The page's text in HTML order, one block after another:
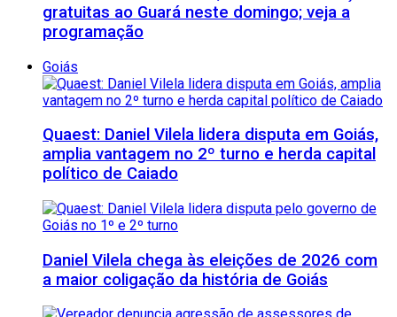
gratuitas ao Guará neste domingo; veja a
programação
Goiás
Quaest: Daniel Vilela lidera disputa em Goiás,
amplia vantagem no 2º turno e herda capital
político de Caiado
Daniel Vilela chega às eleições de 2026 com
a maior coligação da história de Goiás